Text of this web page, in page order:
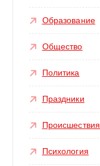
Образование
Общество
Политика
Праздники
Происшествия
Психология